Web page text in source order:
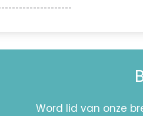
Word lid van onze